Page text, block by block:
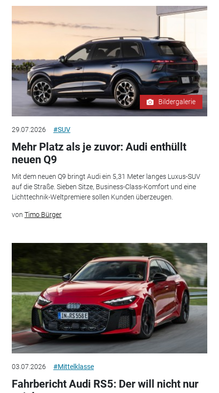
Bildergalerie
29.07.2026 #SUV
Mehr Platz als je zuvor: Audi enthüllt
neuen Q9
Mit dem neuen Q9 bringt Audi ein 5,31 Meter langes Luxus-SUV
auf die Straße. Sieben Sitze, Business-Class-Komfort und eine
Lichttechnik-Weltpremiere sollen Kunden überzeugen.
von Timo Bürger
03.07.2026 #Mittelklasse
Fahrbericht Audi RS5: Der will nicht nur